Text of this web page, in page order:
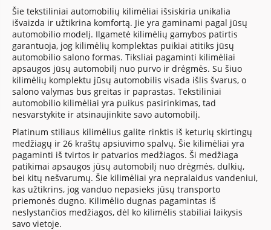
Šie tekstiliniai automobilių kilimėliai išsiskiria unikalia
išvaizda ir užtikrina komfortą. Jie yra gaminami pagal jūsų
automobilio modelį. Ilgametė kilimėlių gamybos patirtis
garantuoja, jog kilimėlių komplektas puikiai atitiks jūsų
automobilio salono formas. Tiksliai pagaminti kilimėliai
apsaugos jūsų automobilį nuo purvo ir drėgmės. Su šiuo
kilimėlių komplektu jūsų automobilis visada išlis švarus, o
salono valymas bus greitas ir paprastas. Tekstiliniai
automobilio kilimėliai yra puikus pasirinkimas, tad
nesvarstykite ir atsinaujinkite savo automobilį.
Platinum stiliaus kilimėlius galite rinktis iš keturių skirtingų
medžiagų ir 26 kraštų apsiuvimo spalvų. Šie kilimėliai yra
pagaminti iš tvirtos ir patvarios medžiagos. Ši medžiaga
patikimai apsaugos jūsų automobilį nuo drėgmės, dulkių,
bei kitų nešvarumų. Šie kilimėliai yra nepralaidus vandeniui,
kas užtikrins, jog vanduo nepasieks jūsų transporto
priemonės dugno. Kilimėlio dugnas pagamintas iš
neslystančios medžiagos, dėl ko kilimėlis stabiliai laikysis
savo vietoje.